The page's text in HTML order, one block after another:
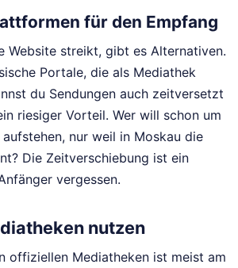
für den Empfang
Website streikt, gibt es Alternativen.
Portale, die als Mediathek
du Sendungen auch zeitversetzt
riesiger Vorteil. Wer will schon um
nur weil in Moskau die
Die Zeitverschiebung ist ein
vergessen.
nutzen
offiziellen Mediatheken ist meist am